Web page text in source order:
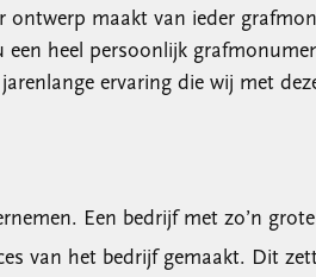
ontwerp maakt van ieder
heel persoonlijk
ervaring die wij met
Een bedrijf met zo’n
van het bedrijf gemaakt. Dit